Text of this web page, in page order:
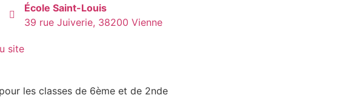
École Saint-Louis
39 rue Juiverie, 38200 Vienne
site
les classes de 6ème et de 2nde